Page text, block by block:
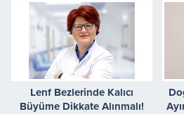
Lenf Bezlerinde Kalıcı
Büyüme Dikkate Alınmalı!